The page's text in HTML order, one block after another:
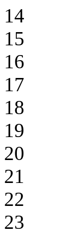
14
15
16
17
18
19
20
21
22
23